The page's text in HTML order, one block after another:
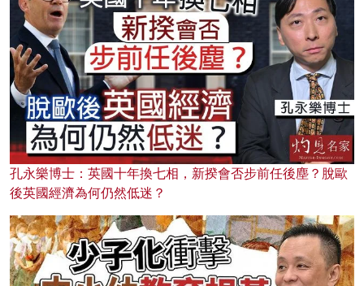
孔永樂博士：英國十年換七相，新揆會否步前任後塵？脫歐
後英國經濟為何仍然低迷？